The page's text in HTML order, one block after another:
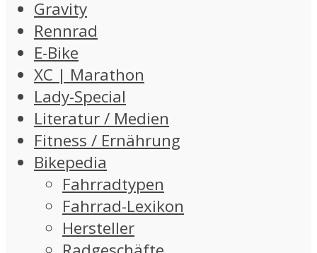
Gravity
Rennrad
E-Bike
XC | Marathon
Lady-Special
Literatur / Medien
Fitness / Ernährung
Bikepedia
Fahrradtypen
Fahrrad-Lexikon
Hersteller